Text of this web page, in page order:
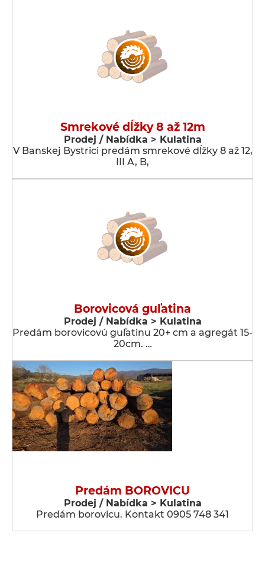
Smrekové dĺžky 8 až 12m
Prodej / Nabídka > Kulatina
V Banskej Bystrici predám smrekové dĺžky 8 až 12,
III A, B,
Borovicová guľatina
Prodej / Nabídka > Kulatina
Predám borovicovú guľatinu 20+ cm a agregát 15-
20cm. …
Predám BOROVICU
Prodej / Nabídka > Kulatina
Predám borovicu. Kontakt 0905 748 341